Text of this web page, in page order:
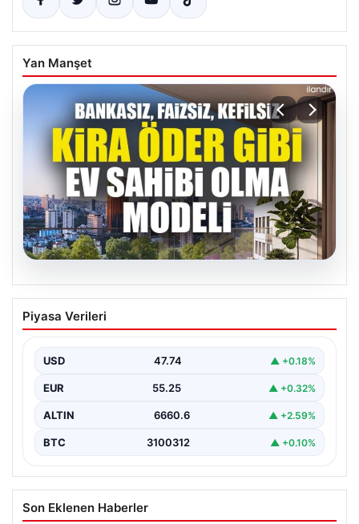
Yan Manşet
07.08.2026
DAP Yapı’dan bir ilk! Emlak Konut
güvencesi Dap vizyonuyla kendi
{"title": "DAP Yapı’dan Bir İlk: Güvence ve Vizyonla Kendi
Piyasa Verileri
USD 47.74 ▲ +0.18%
EUR 55.25 ▲ +0.32%
ALTIN 6660.6 ▲ +2.59%
BTC 3100312 ▲ +0.10%
Son Eklenen Haberler